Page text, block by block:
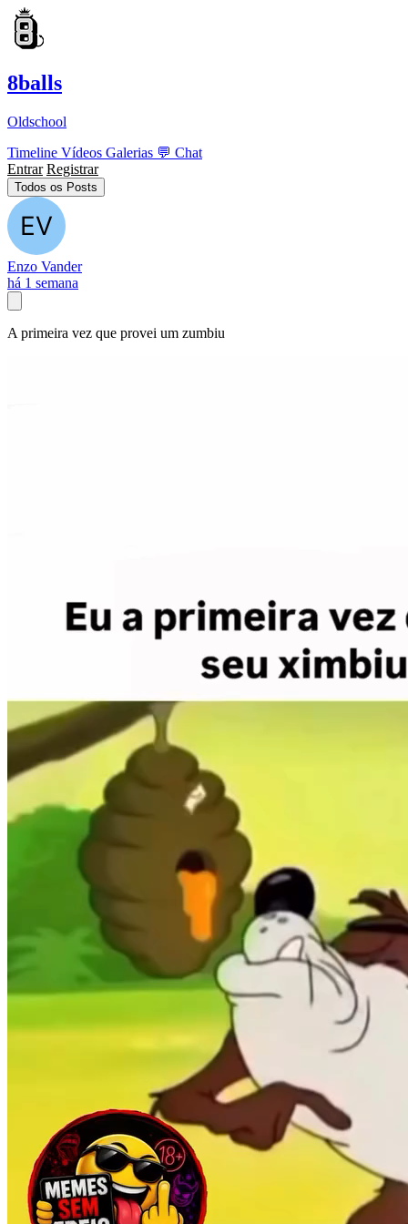
8balls
Oldschool
Timeline Vídeos Galerias 💬 Chat
Entrar Registrar
Todos os Posts
Enzo Vander
há 1 semana
A primeira vez que provei um zumbiu